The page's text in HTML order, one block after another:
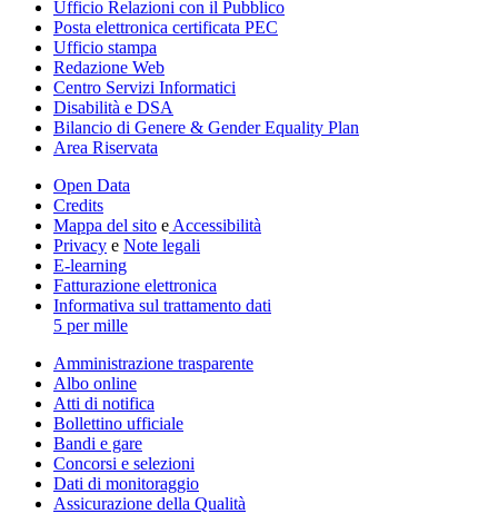
Ufficio Relazioni con il Pubblico
Posta elettronica certificata PEC
Ufficio stampa
Redazione Web
Centro Servizi Informatici
Disabilità e DSA
Bilancio di Genere & Gender Equality Plan
Area Riservata
Open Data
Credits
Mappa del sito eAccessibilità
Privacy e Note legali
E-learning
Fatturazione elettronica
Informativa sul trattamento dati
5 per mille
Amministrazione trasparente
Albo online
Atti di notifica
Bollettino ufficiale
Bandi e gare
Concorsi e selezioni
Dati di monitoraggio
Assicurazione della Qualità